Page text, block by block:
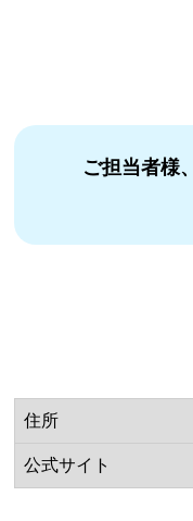
ご担当者様
住所
公式サイト